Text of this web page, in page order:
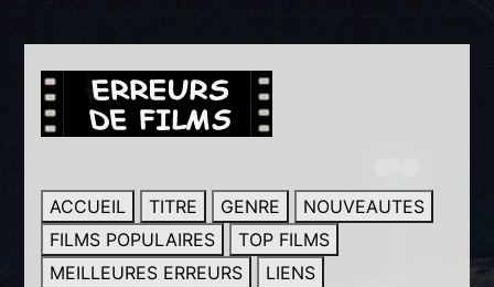
ACCUEIL TITRE GENRE
NOUVEAUTES
FILMS POPULAIRES
TOP FILMS
MEILLEURES ERREURS
LIENS